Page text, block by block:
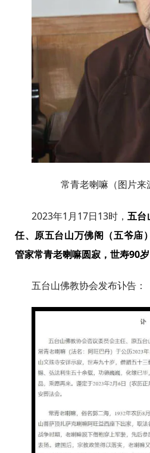
常青老喇嘛（图片来
2023年1月17日13时，五台
任、原五台山万佛阁（五爷庙
管家常青老喇嘛圆寂，世寿90岁
五台山佛教协会发布讣告：